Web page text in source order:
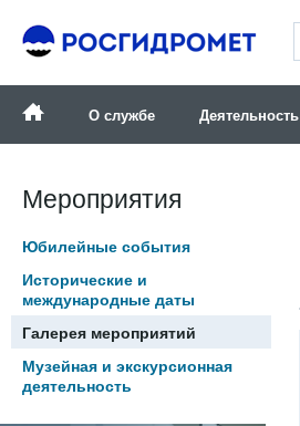
О службе Деятельность
Мероприятия
Юбилейные события
Исторические и
международные даты
Галерея мероприятий
Музейная и экскурсионная
деятельность